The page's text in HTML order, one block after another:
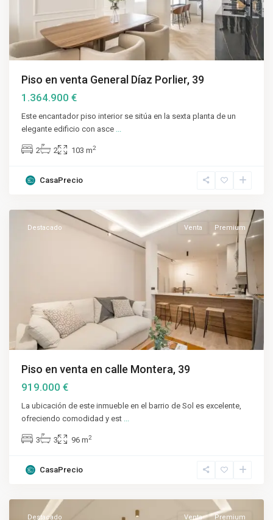
Piso en venta General Díaz Porlier, 39
1.364.900 €
Este encantador piso interior se sitúa en la sexta planta de un
elegante edificio con asce ...
2 2 103 m2
CasaPrecio
Centro,
Destacado Venta Premium
Piso en venta en calle Montera, 39
919.000 €
La ubicación de este inmueble en el barrio de Sol es excelente,
ofreciendo comodidad y est ...
3 3 96 m2
CasaPrecio
Salamanca,
Destacado Venta Premium